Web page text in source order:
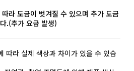
라 도금이 벗겨질 수 있으며 추가 도금
.(추가 요금 발생)
따라 실제 색상과 차이가 있을 수 있습